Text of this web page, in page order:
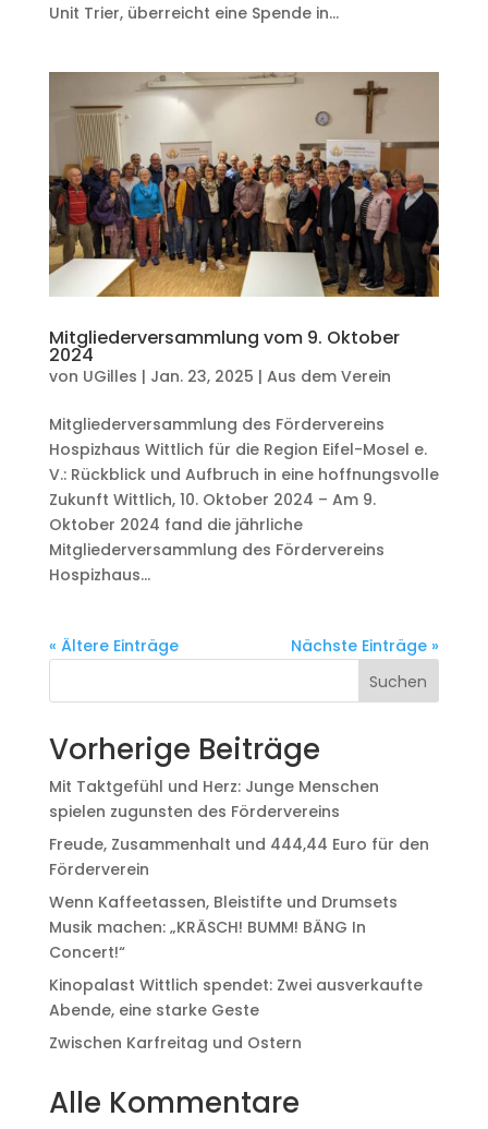
Unit Trier, überreicht eine Spende in...
Mitgliederversammlung vom 9. Oktober
2024
von UGilles | Jan. 23, 2025 | Aus dem Verein
Mitgliederversammlung des Fördervereins
Hospizhaus Wittlich für die Region Eifel-Mosel e.
V.: Rückblick und Aufbruch in eine hoffnungsvolle
Zukunft Wittlich, 10. Oktober 2024 – Am 9.
Oktober 2024 fand die jährliche
Mitgliederversammlung des Fördervereins
Hospizhaus...
« Ältere Einträge
Nächste Einträge »
Suchen
Vorherige Beiträge
Mit Taktgefühl und Herz: Junge Menschen
spielen zugunsten des Fördervereins
Freude, Zusammenhalt und 444,44 Euro für den
Förderverein
Wenn Kaffeetassen, Bleistifte und Drumsets
Musik machen: „KRÄSCH! BUMM! BÄNG In
Concert!“
Kinopalast Wittlich spendet: Zwei ausverkaufte
Abende, eine starke Geste
Zwischen Karfreitag und Ostern
Alle Kommentare